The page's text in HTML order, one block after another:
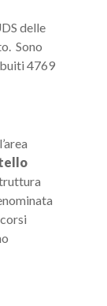
delle
Sono
4769